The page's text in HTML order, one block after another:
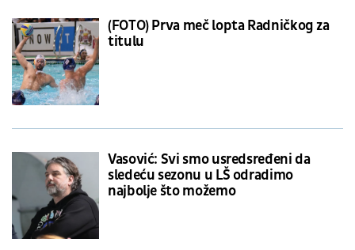
(FOTO) Prva meč lopta Radničkog za
titulu
Vasović: Svi smo usredsređeni da
sledeću sezonu u LŠ odradimo
najbolje što možemo